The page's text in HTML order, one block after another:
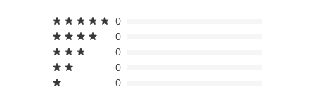
0
0
0
0
0